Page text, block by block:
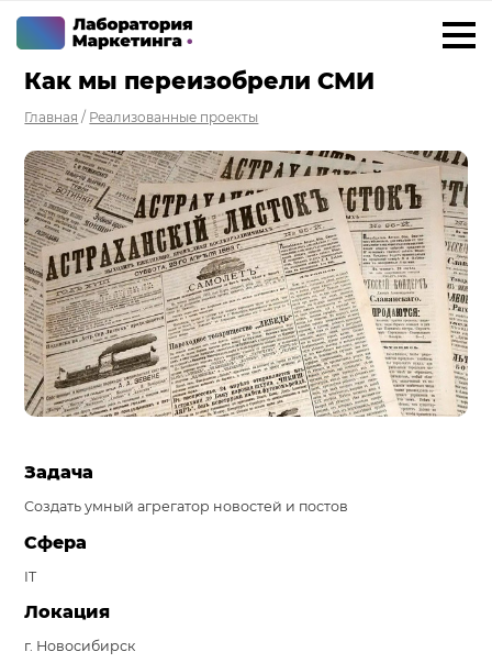
Услуги
Внедрение Битрикс24
Внедрение amoCRM
Разработка CRM на заказ
ИИ решения для бизнеса
Маркетинг «под ключ»
Разработка сайтов
Повышение конверсии сайтов
Как мы переизобрели СМИ
Главная / Реализованные проекты
Задача
Создать умный агрегатор новостей и постов
Сфера
IT
Локация
г. Новосибирск